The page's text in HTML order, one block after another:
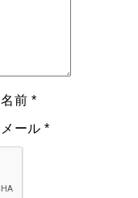
名前 *
メール *